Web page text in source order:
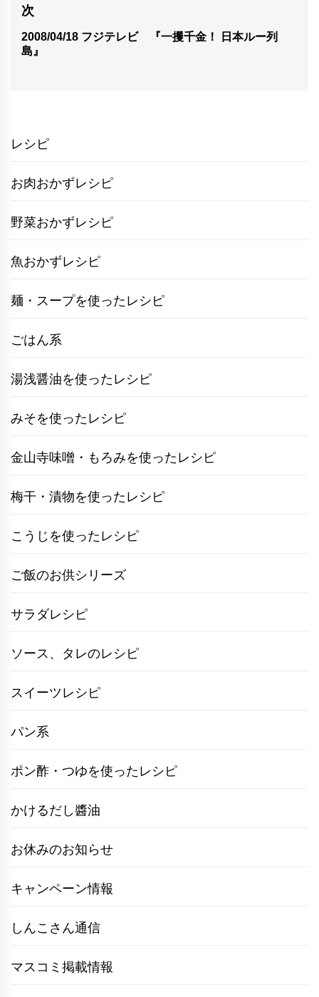
ビ
ゲ
ン
投
稿:
次
次
の
2008/04/18 フジテレビ 『一攫千金！ 日本ルー列
島』
レシピ
お肉おかずレシピ
野菜おかずレシピ
魚おかずレシピ
麺・スープを使ったレシピ
ごはん系
湯浅醤油を使ったレシピ
みそを使ったレシピ
金山寺味噌・もろみを使ったレシピ
梅干・漬物を使ったレシピ
こうじを使ったレシピ
ご飯のお供シリーズ
サラダレシピ
ソース、タレのレシピ
スイーツレシピ
パン系
ポン酢・つゆを使ったレシピ
かけるだし醬油
お休みのお知らせ
キャンペーン情報
しんこさん通信
マスコミ掲載情報